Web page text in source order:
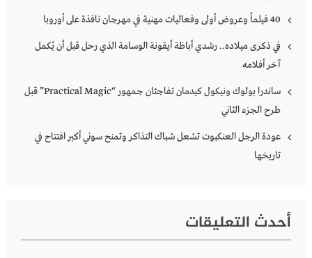
40 فيلماً وعروض أولى وفعاليات مهنية في مهرجان نافذة على أوروبا
في ذكرى ميلاده.. رشدي أباظة أيقونة الوسامة الذي رحل قبل أن يُكمل
آخر أفلامه
ساندرا بولوك ونيكول كيدمان تفاجئان جمهور “Practical Magic” قبل
طرح الجزء الثاني
عودة الرجل العنكبوت تشعل شباك التذاكر وتمنح سوني أكبر افتتاح في
تاريخها
أحدث التعليقات